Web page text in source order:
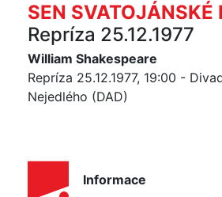
SEN SVATOJÁNSKÉ
Repríza 25.12.1977
William Shakespeare
Repríza 25.12.1977, 19:00 -
Nejedlého (DAD)
Informace